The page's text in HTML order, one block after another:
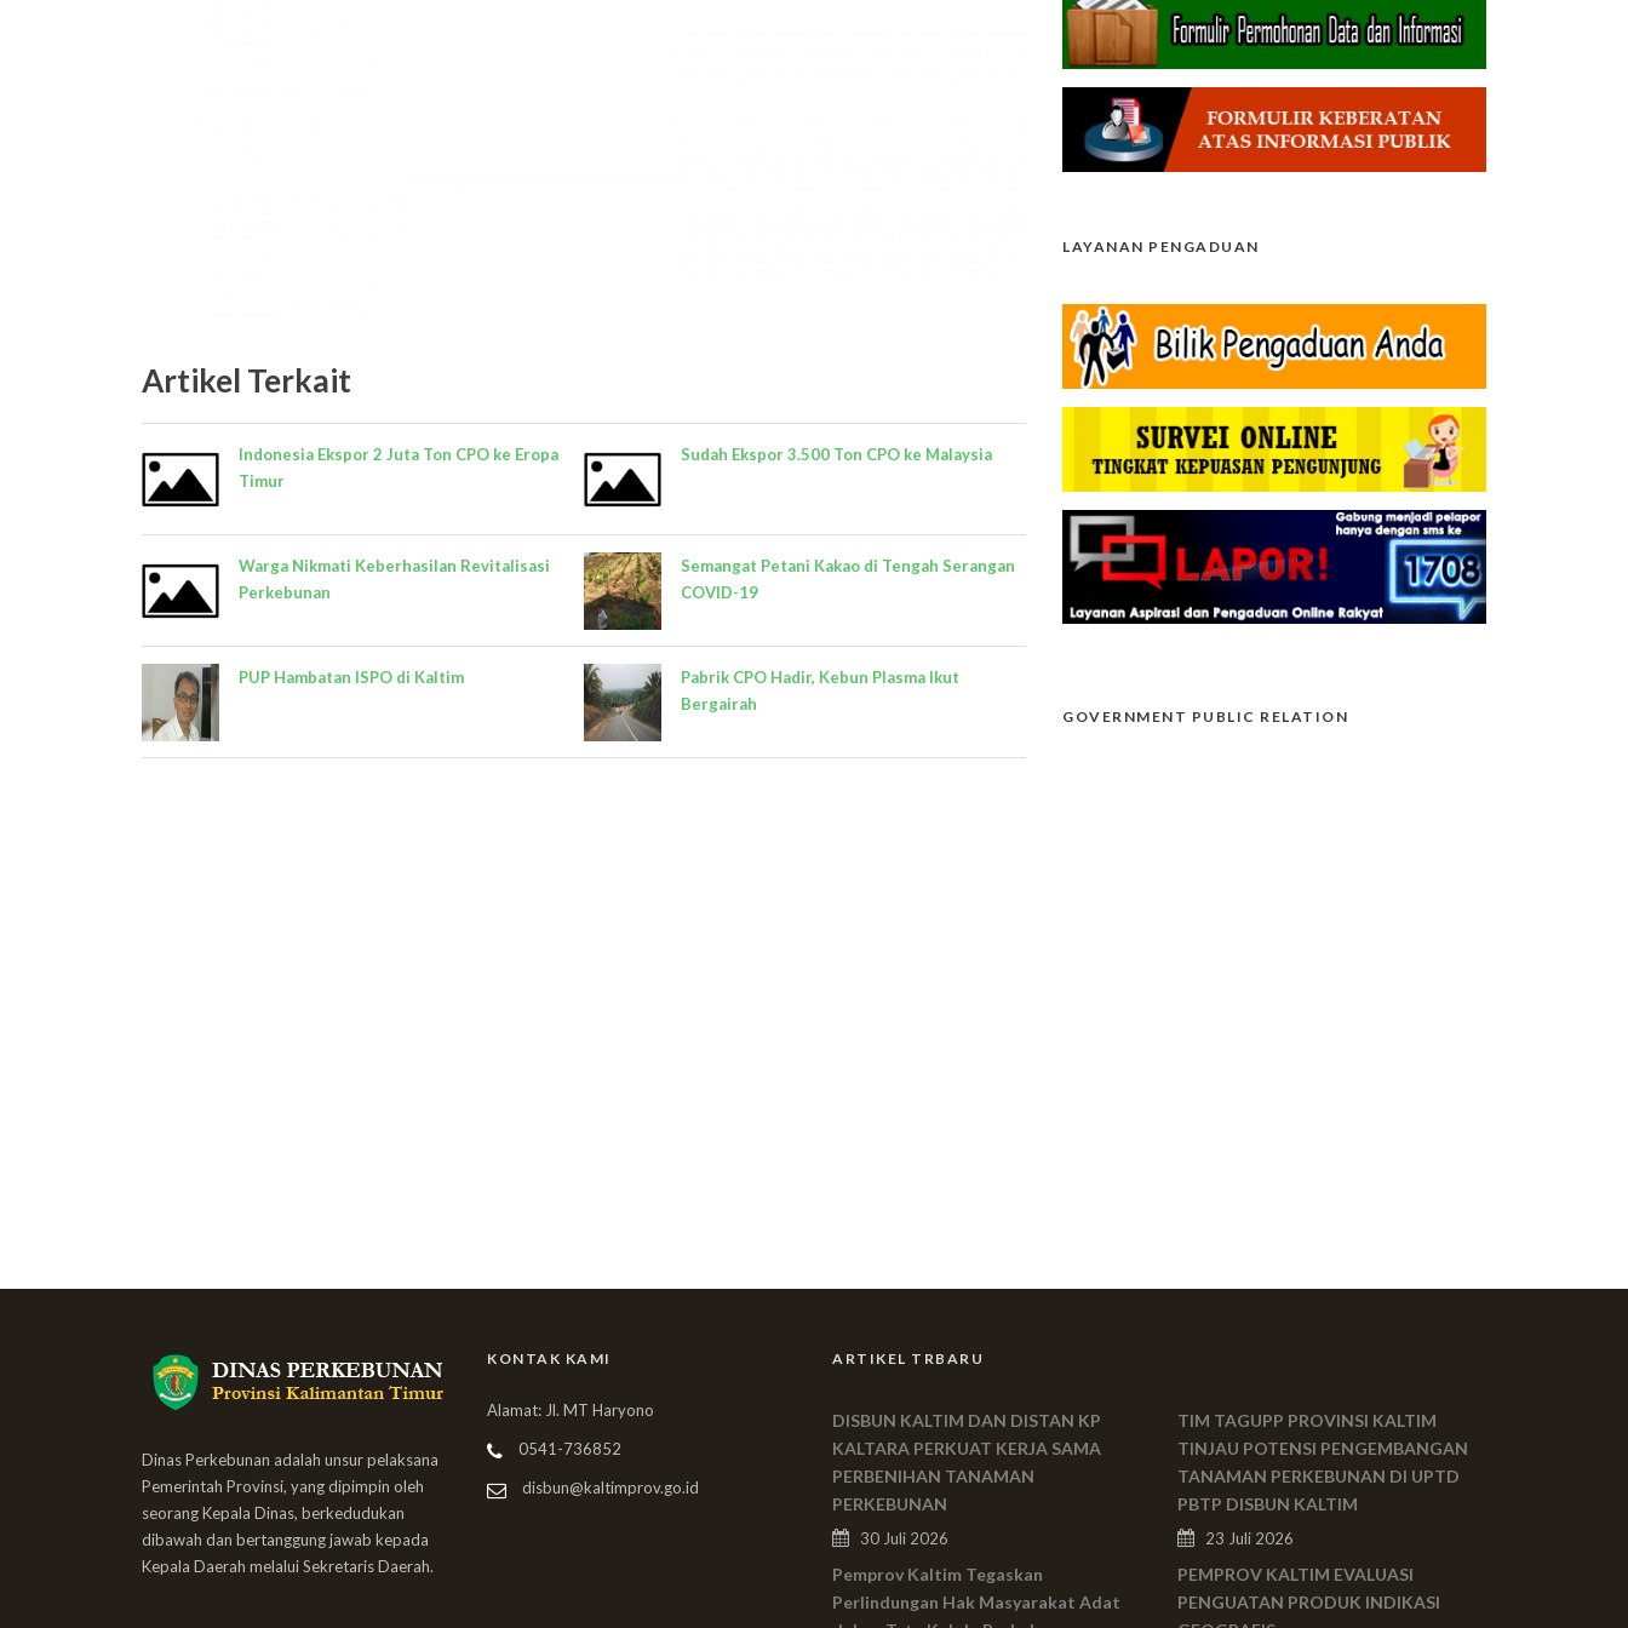
Artikel Terkait
Indonesia Ekspor 2 Juta Ton CPO ke Eropa
Timur
Warga Nikmati Keberhasilan Revitalisasi
Perkebunan
PUP Hambatan ISPO di Kaltim
Sudah Ekspor 3.500 Ton CPO ke Malaysia
Semangat Petani Kakao di Tengah Serangan
COVID-19
Pabrik CPO Hadir, Kebun Plasma Ikut
Bergairah
LAYANAN PENGADUAN
GOVERNMENT PUBLIC RELATION
Dinas Perkebunan adalah unsur pelaksana
Pemerintah Provinsi, yang dipimpin oleh
seorang Kepala Dinas, berkedudukan
dibawah dan bertanggung jawab kepada
Kepala Daerah melalui Sekretaris Daerah.
KONTAK KAMI
Alamat: Jl. MT Haryono
0541-736852
disbun@kaltimprov.go.id
ARTIKEL TRBARU
DISBUN KALTIM DAN DISTAN KP
KALTARA PERKUAT KERJA SAMA
PERBENIHAN TANAMAN
PERKEBUNAN
30 Juli 2026
Pemprov Kaltim Tegaskan
Perlindungan Hak Masyarakat Adat
TIM TAGUPP PROVINSI KALTIM
TINJAU POTENSI PENGEMBANGAN
TANAMAN PERKEBUNAN DI UPTD
PBTP DISBUN KALTIM
23 Juli 2026
PEMPROV KALTIM EVALUASI
PENGUATAN PRODUK INDIKASI